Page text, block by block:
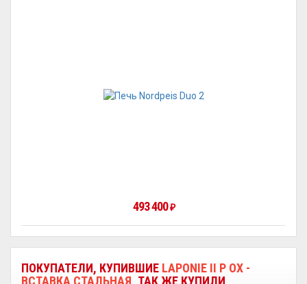
493 400₽
ПОКУПАТЕЛИ, КУПИВШИЕ LAPONIE II P OX -
ВСТАВКА СТАЛЬНАЯ, ТАК ЖЕ КУПИЛИ